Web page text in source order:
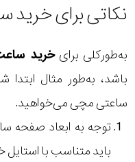
نکاتی برای
به‌طورکلی برایخرید
باشد، به‌طور مثال
ساعتی مچی می‌خواهید.
توجه به ابعاد صفحه
باید متناسب با